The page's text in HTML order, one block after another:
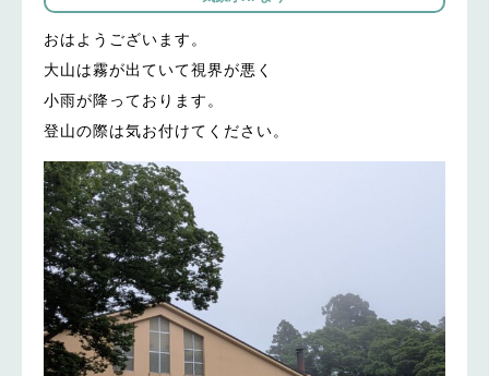
おはようございます。
大山は霧が出ていて視界が悪く
小雨が降っております。
登山の際は気お付けてください。